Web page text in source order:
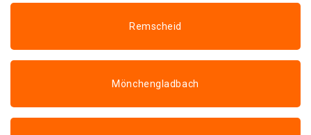
Remscheid
Mönchengladbach